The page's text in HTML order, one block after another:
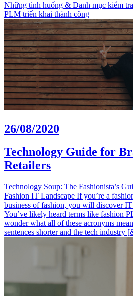
Những tình huống & Danh mục kiểm
PLM triển khai thành công
26/08/2020
Technology Guide for
Retailers
Technology Soup: The Fashionista’s
Fashion IT Landscape If you’re a
business of fashion, you will discover
You’ve likely heard terms like fashion
wonder what all of these acronyms
sentences shorter and the tech industry